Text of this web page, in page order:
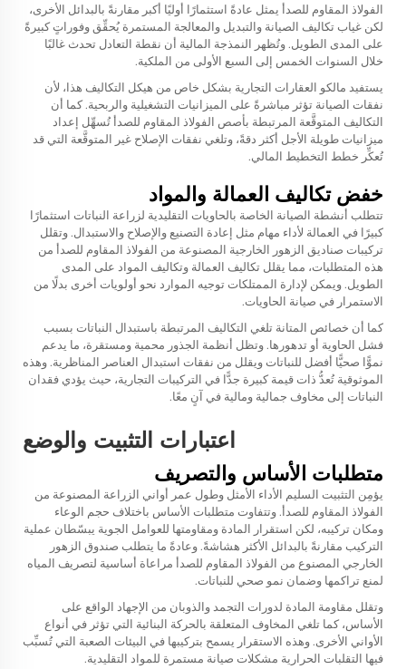
الفولاذ المقاوم للصدأ يمثل عادةً استثمارًا أوليًا أكبر مقارنةً بالبدائل الأخرى،
لكن غياب تكاليف الصيانة والتبديل والمعالجة المستمرة يُحقِّق وفوراتٍ كبيرةً
على المدى الطويل. وتُظهر النمذجة المالية أن نقطة التعادل تحدث غالبًا
خلال السنوات الخمس إلى السبع الأولى من الملكية.
يستفيد مالكو العقارات التجارية بشكل خاص من هيكل التكاليف هذا، لأن
نفقات الصيانة تؤثر مباشرةً على الميزانيات التشغيلية والربحية. كما أن
التكاليف المتوقَّعة المرتبطة بأصص الفولاذ المقاوم للصدأ تُسهِّل إعداد
ميزانيات طويلة الأجل أكثر دقةً، وتلغي نفقات الإصلاح غير المتوقَّعة التي قد
تُعكِّر خطط التخطيط المالي.
خفض تكاليف العمالة والمواد
تتطلب أنشطة الصيانة الخاصة بالحاويات التقليدية لزراعة النباتات استثمارًا
كبيرًا في العمالة لأداء مهام مثل إعادة التصنيع والإصلاح والاستبدال. وتقلل
تركيبات صناديق الزهور الخارجية المصنوعة من الفولاذ المقاوم للصدأ من
هذه المتطلبات، مما يقلل تكاليف العمالة وتكاليف المواد على المدى
الطويل. ويمكن لإدارة الممتلكات توجيه الموارد نحو أولويات أخرى بدلًا من
الاستمرار في صيانة الحاويات.
كما أن خصائص المتانة تلغي التكاليف المرتبطة باستبدال النباتات بسبب
فشل الحاوية أو تدهورها. وتظل أنظمة الجذور محمية ومستقرة، ما يدعم
نموًّا صحيًّا أفضل للنباتات ويقلل من نفقات استبدال العناصر المناظرية. وهذه
الموثوقية تُعدُّ ذات قيمة كبيرة جدًّا في التركيبات التجارية، حيث يؤدي فقدان
النباتات إلى مخاوف جمالية ومالية في آنٍ معًا.
اعتبارات التثبيت والوضع
متطلبات الأساس والتصريف
يؤمِن التثبيت السليم الأداء الأمثل وطول عمر أواني الزراعة المصنوعة من
الفولاذ المقاوم للصدأ. وتتفاوت متطلبات الأساس باختلاف حجم الوعاء
ومكان تركيبه، لكن استقرار المادة ومقاومتها للعوامل الجوية يبسّطان عملية
التركيب مقارنةً بالبدائل الأكثر هشاشةً. وعادةً ما يتطلب صندوق الزهور
الخارجي المصنوع من الفولاذ المقاوم للصدأ مراعاة أساسية لتصريف المياه
لمنع تراكمها وضمان نمو صحي للنباتات.
وتقلل مقاومة المادة لدورات التجمد والذوبان من الإجهاد الواقع على
الأساس، كما تلغي المخاوف المتعلقة بالحركة البنائية التي تؤثر في أنواع
الأواني الأخرى. وهذه الاستقرار يسمح بتركيبها في البيئات الصعبة التي تُسبِّب
فيها التقلبات الحرارية مشكلات صيانة مستمرة للمواد التقليدية.